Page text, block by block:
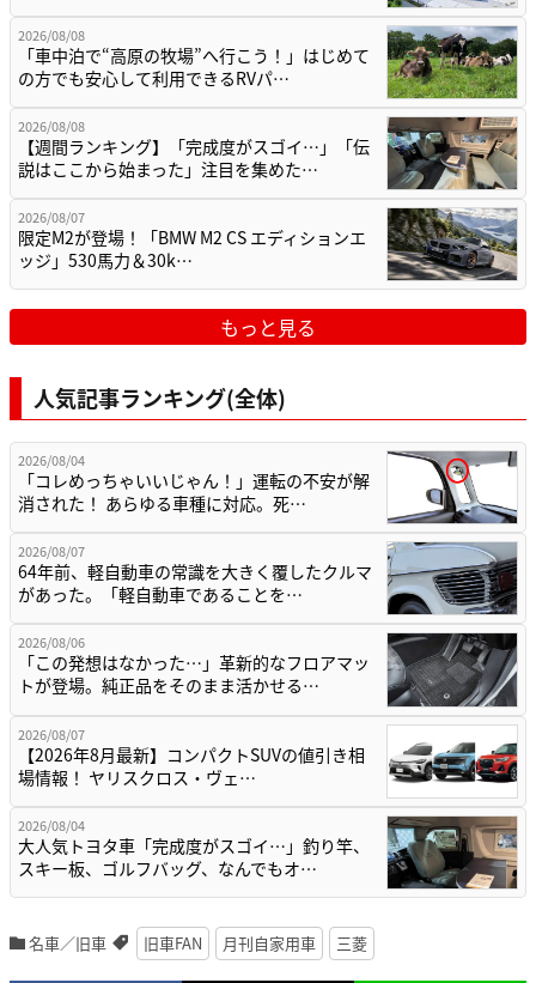
2026/08/08
「車中泊で“高原の牧場”へ行こう！」はじめて
の方でも安心して利用できるRVパ…
2026/08/08
【週間ランキング】「完成度がスゴイ…」「伝
説はここから始まった」注目を集めた…
2026/08/07
限定M2が登場！「BMW M2 CS エディションエ
ッジ」530馬力＆30k…
もっと見る
人気記事ランキング(全体)
2026/08/04
「コレめっちゃいいじゃん！」運転の不安が解
消された！ あらゆる車種に対応。死…
2026/08/07
64年前、軽自動車の常識を大きく覆したクルマ
があった。「軽自動車であることを…
2026/08/06
「この発想はなかった…」革新的なフロアマッ
トが登場。純正品をそのまま活かせる…
2026/08/07
【2026年8月最新】コンパクトSUVの値引き相
場情報！ ヤリスクロス・ヴェ…
2026/08/04
大人気トヨタ車「完成度がスゴイ…」釣り竿、
スキー板、ゴルフバッグ、なんでもオ…
名車／旧車 旧車FAN 月刊自家用車 三菱